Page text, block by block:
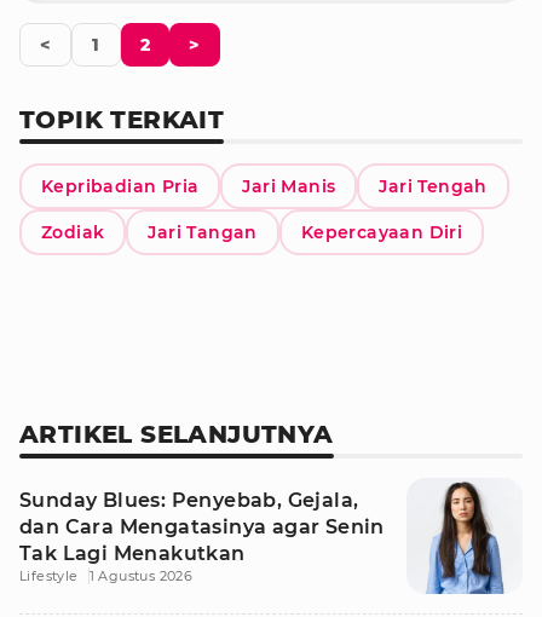
< 1 2 >
TOPIK TERKAIT
Kepribadian Pria Jari Manis Jari Tengah
Zodiak Jari Tangan Kepercayaan Diri
ARTIKEL SELANJUTNYA
Sunday Blues: Penyebab, Gejala,
dan Cara Mengatasinya agar Senin
Tak Lagi Menakutkan
Lifestyle 1 Agustus 2026